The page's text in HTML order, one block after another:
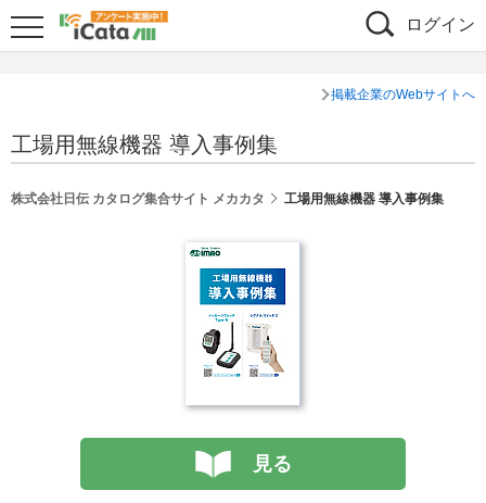
ログイン
掲載企業のWebサイトへ
工場用無線機器 導入事例集
株式会社日伝 カタログ集合サイト メカカタ 工場用無線機器 導入事例集
見る